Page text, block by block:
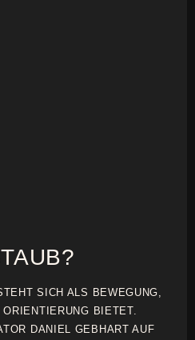
SICH ALS BEWEGUNG,
BIETET.
DANIEL GEBHART AUF